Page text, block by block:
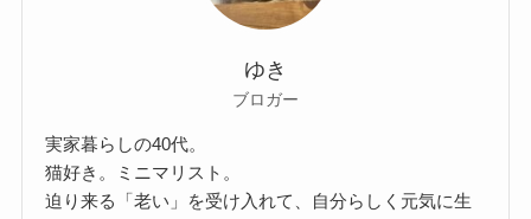
ゆき
ブロガー
実家暮らしの40代。
猫好き。ミニマリスト。
迫り来る「老い」を受け入れて、自分らしく元気に生